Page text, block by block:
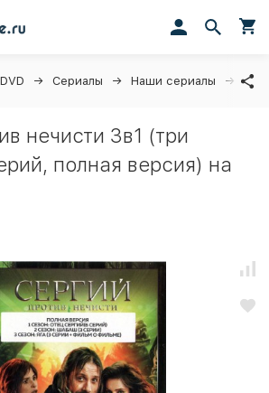
Сериалы Наши сериалы
нечисти 3в1 (три
полная версия) на